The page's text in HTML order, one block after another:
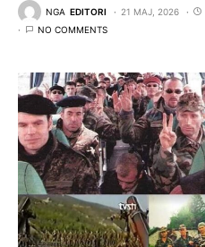
NGA EDITORI 21 MAJ, 2026
NO COMMENTS